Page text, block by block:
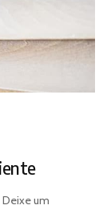
Deixe um